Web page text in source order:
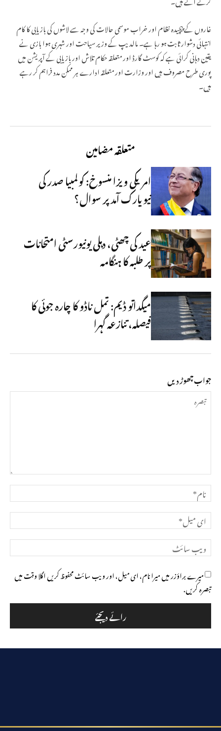
غاروں کے پیچیدہ نظام اور خراب موسمی حالات کی وجہ سے لاشوں کی بازیابی کا کام
انتہائی دشوار ثابت ہو رہا ہے۔ مالدیپ کے وزیر سیاحت اور شہری ہوا بازی نے
یقین دہانی کرائی ہے کہ کوسٹ گارڈ اور متعلقہ حکام تلاش اور بازیابی کے آپریشن میں
پوری طرح مصروف ہیں اور وزارت اور متعلقہ ادارے ہر ممکن مدد فراہم کر رہے
ہیں۔
متعلقہ مضامین
امریکی ویزا منسوخ: کولمبیا صدر کی
نیویارک آمد پر سوال؟
عید کی چھٹی، دہلی یونیورسٹی امتحانات
پر طلبہ کا ہنگامہ
میگداتو ڈیم: تمل ناڈو کا چارہ جوئی کا
فیصلہ، تنازعہ گہرا
جواب چھوڑ دیں
تبصرہ
نام*
ای
میل*
ویب
سائٹ
میرے براؤزر میں میرا نام، ای میل، اور ویب سائٹ محفوظ کریں اگلا وقت میں
تبصرہ کریں.